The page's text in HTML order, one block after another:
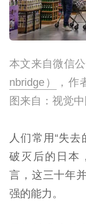
本文来自微信公
nbridge）
，作
图来自：视觉中
人们常用“失
破灭后的日本
言，这三十年
强的能力。